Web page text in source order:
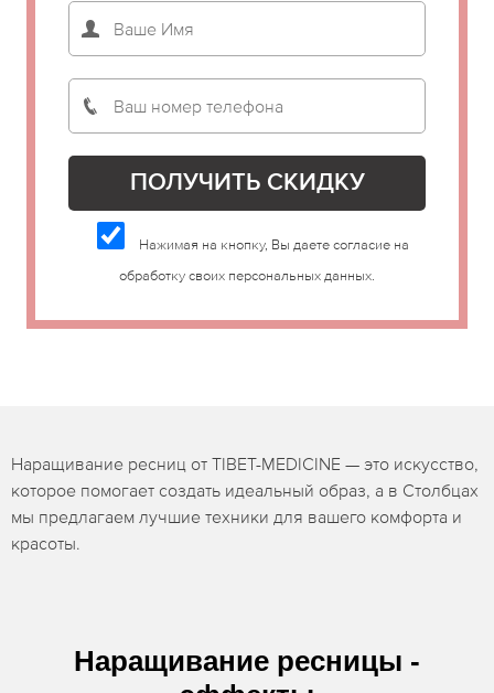
Нажимая на кнопку, Вы даете согласие на
обработку своих персональных данных.
Наращивание ресниц от TIBET-MEDICINE — это искусство,
которое помогает создать идеальный образ, а в Столбцах
мы предлагаем лучшие техники для вашего комфорта и
красоты.
Наращивание ресницы -